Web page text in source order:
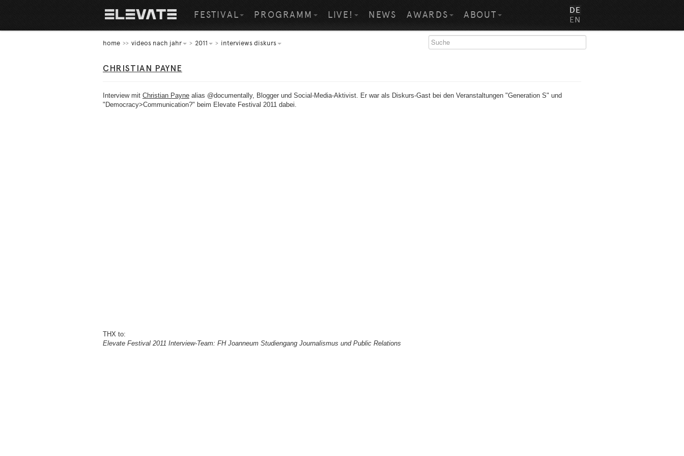
FESTIVAL PROGRAMM LIVE! NEWS AWARDS ABOUT
DE
EN
home videos nach jahr 2011 interviews diskurs
CHRISTIAN PAYNE
Interview mit Christian Payne alias @documentally, Blogger und Social-Media-Aktivist. Er war als Diskurs-Gast bei den Veranstaltungen "Generation S" und
"Democracy>Communication?" beim Elevate Festival 2011 dabei.
THX to:
Elevate Festival 2011 Interview-Team: FH Joanneum Studiengang Journalismus und Public Relations